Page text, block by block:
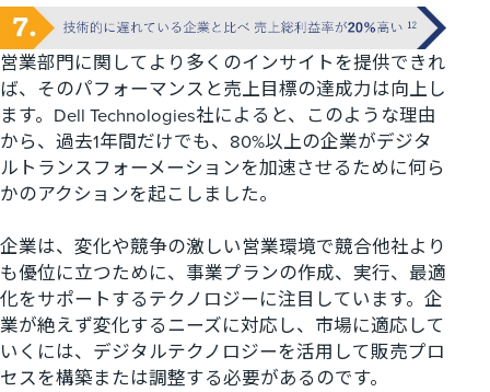
営業部門に関してより多くのインサイトを提供できれ
ば、そのパフォーマンスと売上目標の達成力は向上し
ます。 Dell Technologies社によると、このような理由
から、過去1年間だけでも、 80%以上の企業がデジタ
ルトランスフォーメーションを加速させるために何ら
かのアクションを起こしました。
企業は、変化や競争の激しい営業環境で競合他社より
も優位に立つために、事業プランの作成、実行、最適
化をサポートするテクノロジーに注目しています。企
業が絶えず変化するニーズに対応し、市場に適応して
いくには、デジタルテクノロジーを活用して販売プロ
セスを構築または調整する必要があるのです。